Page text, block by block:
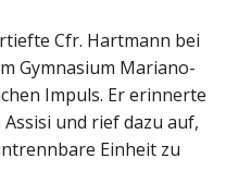
Cfr. Hartmann bei
Gymnasium Mariano-
Impuls. Er erinnerte
und rief dazu auf,
Einheit zu